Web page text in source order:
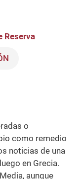
Reserva
o
como remedio
noticias de una
en Grecia.
aunque